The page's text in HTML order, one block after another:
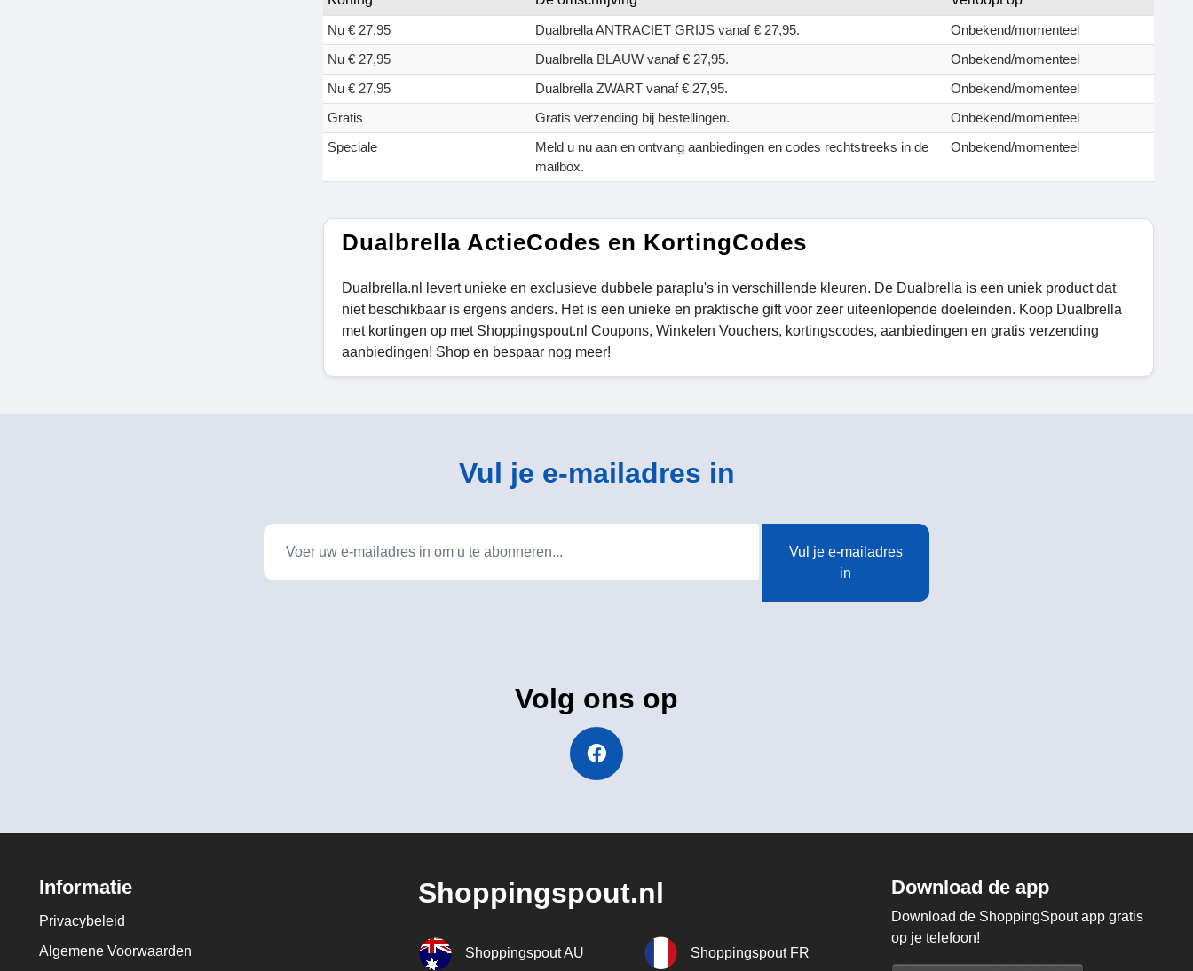
Nu € 27,95
Dualbrella ANTRACIET GRIJS vanaf € 27,95.
Onbekend/momenteel
Nu € 27,95
Dualbrella BLAUW vanaf € 27,95.
Onbekend/momenteel
Nu € 27,95
Dualbrella ZWART vanaf € 27,95.
Onbekend/momenteel
Gratis
Gratis verzending bij bestellingen.
Onbekend/momenteel
Speciale
Meld u nu aan en ontvang aanbiedingen en codes rechtstreeks in de
mailbox.
Onbekend/momenteel
Dualbrella ActieCodes en KortingCodes
Dualbrella.nl levert unieke en exclusieve dubbele paraplu's in verschillende kleuren. De Dualbrella is een uniek product dat
niet beschikbaar is ergens anders. Het is een unieke en praktische gift voor zeer uiteenlopende doeleinden. Koop Dualbrella
met kortingen op met Shoppingspout.nl Coupons, Winkelen Vouchers, kortingscodes, aanbiedingen en gratis verzending
aanbiedingen! Shop en bespaar nog meer!
Vul je e-mailadres in
Vul je e-mailadres
in
Volg ons op
Informatie
Privacybeleid
Algemene Voorwaarden
Shoppingspout.nl
Shoppingspout AU Shoppingspout FR
Download de app
Download de ShoppingSpout app gratis
op je telefoon!